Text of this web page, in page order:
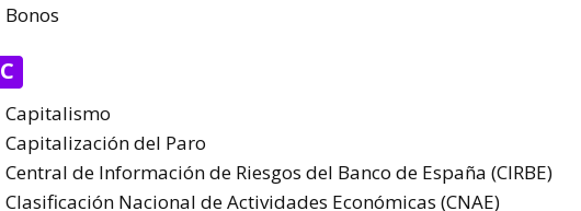
Bonos
C
Capitalismo
Capitalización del Paro
Central de Información de Riesgos del Banco de España (CIRBE)
Clasificación Nacional de Actividades Económicas (CNAE)